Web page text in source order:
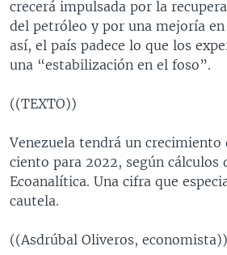
FORO [RADIO]
DEPORTIVO INTERNACIONAL
crecerá impulsada por la
del petróleo y por una mejoría
así, el país padece lo que los
una “estabilización en el foso”.
((TEXTO))
Venezuela tendrá un
ciento para 2022, según cálculos
Ecoanalítica. Una cifra que
cautela.
((Asdrúbal Oliveros,